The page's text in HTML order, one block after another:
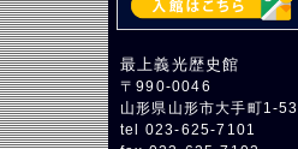
最上義光歴史館
〒990-0046
山形県山形市大手町1-53
tel 023-625-7101